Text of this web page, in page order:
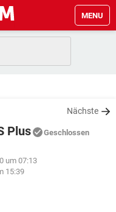
MENU
Nächste
Plus Geschlossen
um 07:13
15:39